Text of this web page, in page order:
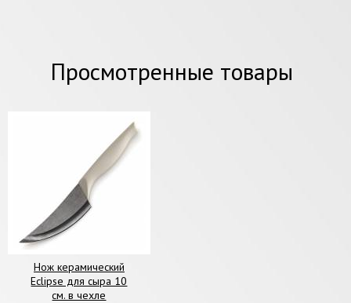
Просмотренные товары
Нож керамический
Eclipse для сыра 10
см. в чехле